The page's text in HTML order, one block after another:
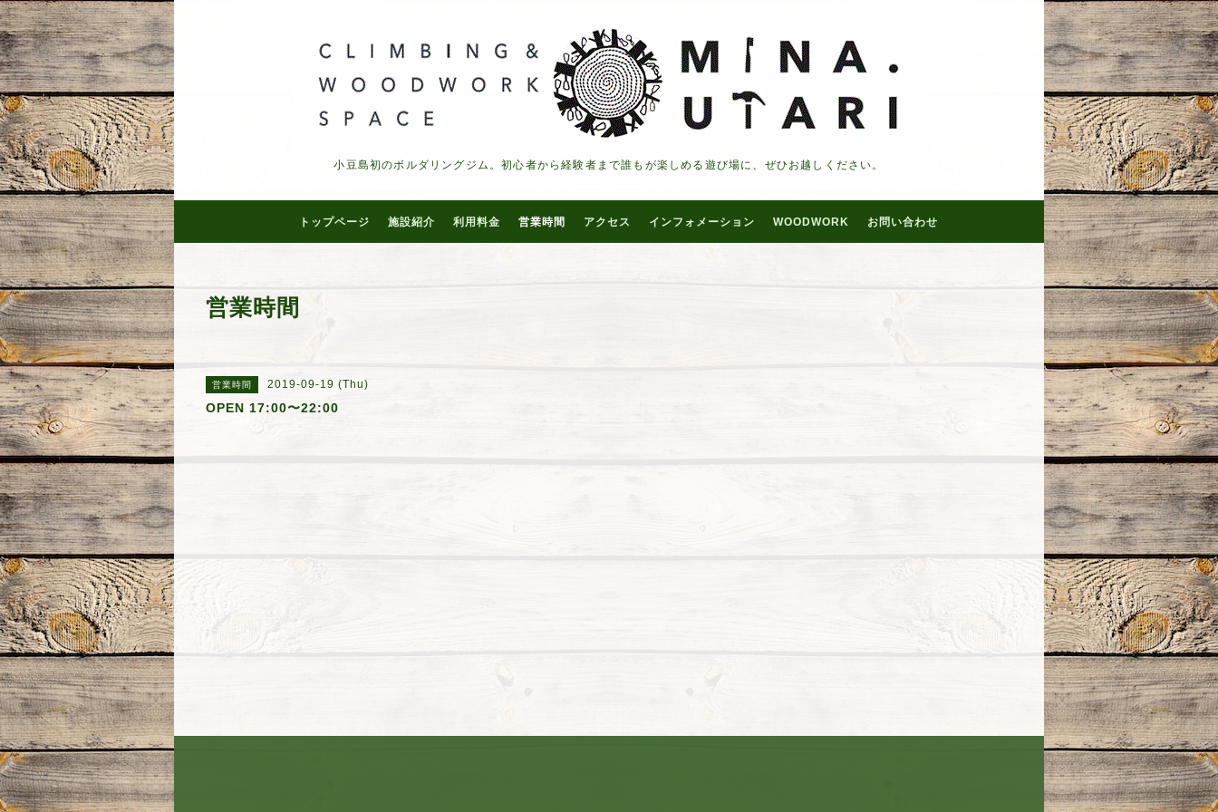
小豆島初のボルダリングジム。初心者から経験者まで誰もが楽しめる遊び場に、ぜひお越しください。
トップページ 施設紹介 利用料金 営業時間 アクセス インフォメーション WOODWORK お問い合わせ
営業時間
営業時間 2019-09-19 (Thu)
OPEN 17:00〜22:00